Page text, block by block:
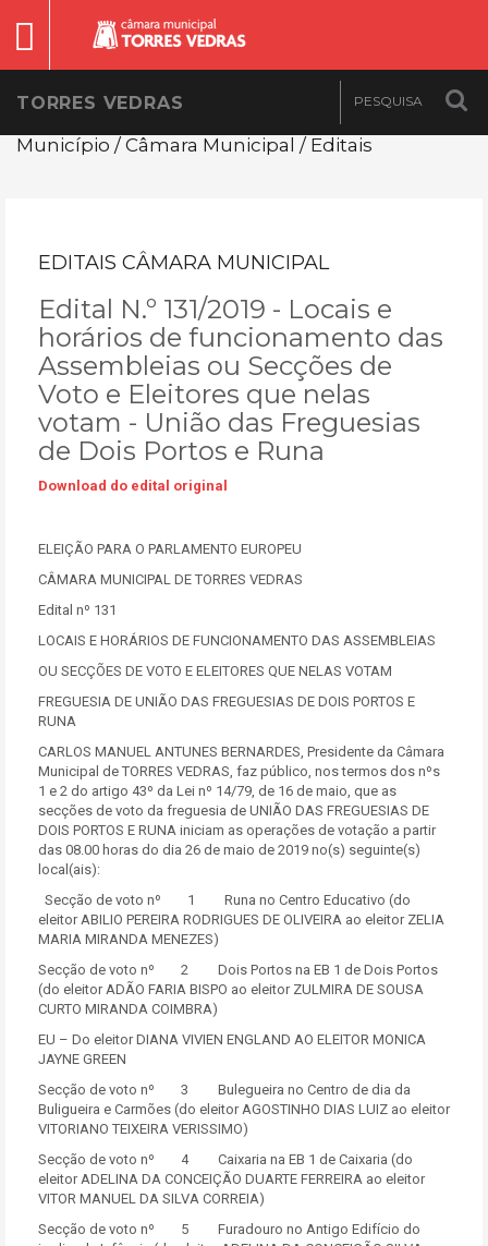
TORRES VEDRAS
Município / Câmara Municipal / Editais
EDITAIS CÂMARA MUNICIPAL
Edital N.º 131/2019 - Locais e
horários de funcionamento das
Assembleias ou Secções de
Voto e Eleitores que nelas
votam - União das Freguesias
de Dois Portos e Runa
Download do edital original
ELEIÇÃO PARA O PARLAMENTO EUROPEU
CÂMARA MUNICIPAL DE TORRES VEDRAS
Edital nº 131
LOCAIS E HORÁRIOS DE FUNCIONAMENTO DAS ASSEMBLEIAS
OU SECÇÕES DE VOTO E ELEITORES QUE NELAS VOTAM
FREGUESIA DE UNIÃO DAS FREGUESIAS DE DOIS PORTOS E
RUNA
CARLOS MANUEL ANTUNES BERNARDES, Presidente da Câmara
Municipal de TORRES VEDRAS, faz público, nos termos dos nºs
1 e 2 do artigo 43º da Lei nº 14/79, de 16 de maio, que as
secções de voto da freguesia de UNIÃO DAS FREGUESIAS DE
DOIS PORTOS E RUNA iniciam as operações de votação a partir
das 08.00 horas do dia 26 de maio de 2019 no(s) seguinte(s)
local(ais):
Secção de voto nº 1 Runa no Centro Educativo (do
eleitor ABILIO PEREIRA RODRIGUES DE OLIVEIRA ao eleitor ZELIA
MARIA MIRANDA MENEZES)
Secção de voto nº 2 Dois Portos na EB 1 de Dois Portos
(do eleitor ADÃO FARIA BISPO ao eleitor ZULMIRA DE SOUSA
CURTO MIRANDA COIMBRA)
EU – Do eleitor DIANA VIVIEN ENGLAND AO ELEITOR MONICA
JAYNE GREEN
Secção de voto nº 3 Bulegueira no Centro de dia da
Buligueira e Carmões (do eleitor AGOSTINHO DIAS LUIZ ao eleitor
VITORIANO TEIXEIRA VERISSIMO)
Secção de voto nº 4 Caixaria na EB 1 de Caixaria (do
eleitor ADELINA DA CONCEIÇÃO DUARTE FERREIRA ao eleitor
VITOR MANUEL DA SILVA CORREIA)
Secção de voto nº 5 Furadouro no Antigo Edifício do